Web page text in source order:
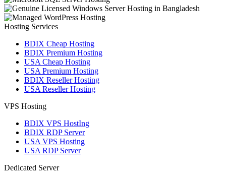
Hosting Services
BDIX Cheap Hosting
BDIX Premium Hosting
USA Cheap Hosting
USA Premium Hosting
BDIX Reseller Hosting
USA Reseller Hosting
VPS Hosting
BDIX VPS HostIng
BDIX RDP Server
USA VPS Hosting
USA RDP Server
Dedicated Server